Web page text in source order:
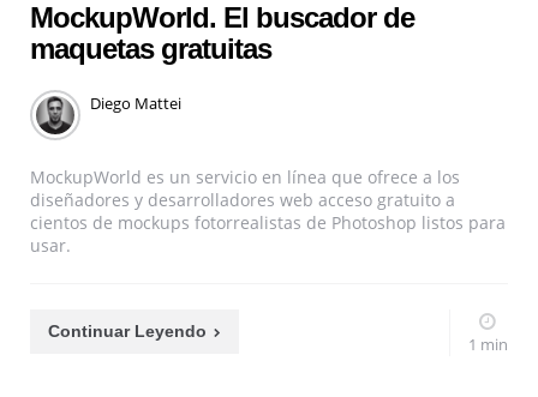
MockupWorld. El buscador de
maquetas gratuitas
Diego Mattei
MockupWorld es un servicio en línea que ofrece a los
diseñadores y desarrolladores web acceso gratuito a
cientos de mockups fotorrealistas de Photoshop listos para
usar.
Continuar Leyendo
1 min